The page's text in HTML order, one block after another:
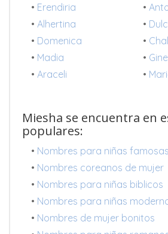
• Erendiria •
• Alhertina •
• Domenica •
• Madia •
• Araceli •
Miesha se encuentra en
populares:
• Nombres para niñas famosas
• Nombres coreanos de mujer
• Nombres para niñas biblicos
• Nombres para niñas
• Nombres de mujer bonitos